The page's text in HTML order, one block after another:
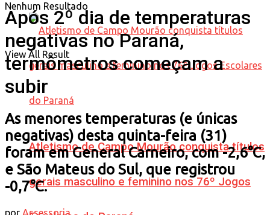
Atletismo de Campo Mourão conquista títulos
gerais masculino e feminino nos 76º Jogos
Nenhum Resultado
View All Result
Após 2º dia de temperaturas
negativas no Paraná,
termômetros começam a
subir
As menores temperaturas (e únicas
negativas) desta quinta-feira (31)
foram em General Carneiro, com -2,6°C,
e São Mateus do Sul, que registrou
-0,7°C.
por Assessoria